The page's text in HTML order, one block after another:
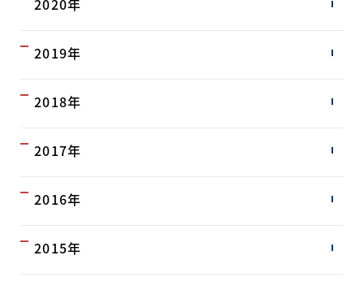
2020年
2019年
2018年
2017年
2016年
2015年